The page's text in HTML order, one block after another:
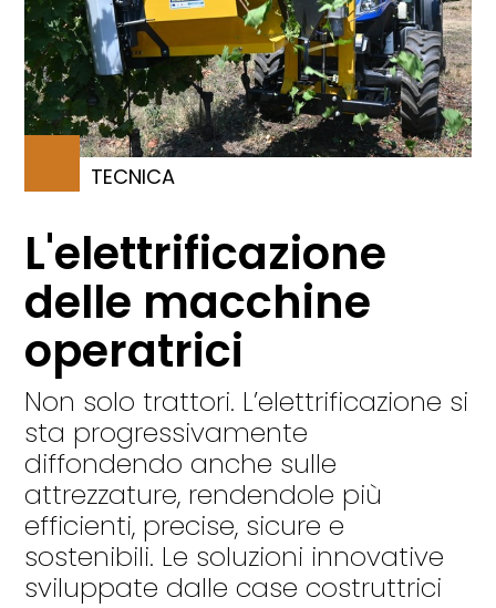
TECNICA
L'elettrificazione
delle macchine
operatrici
Non solo trattori. L’elettrificazione si
sta progressivamente
diffondendo anche sulle
attrezzature, rendendole più
efficienti, precise, sicure e
sostenibili. Le soluzioni innovative
sviluppate dalle case costruttrici